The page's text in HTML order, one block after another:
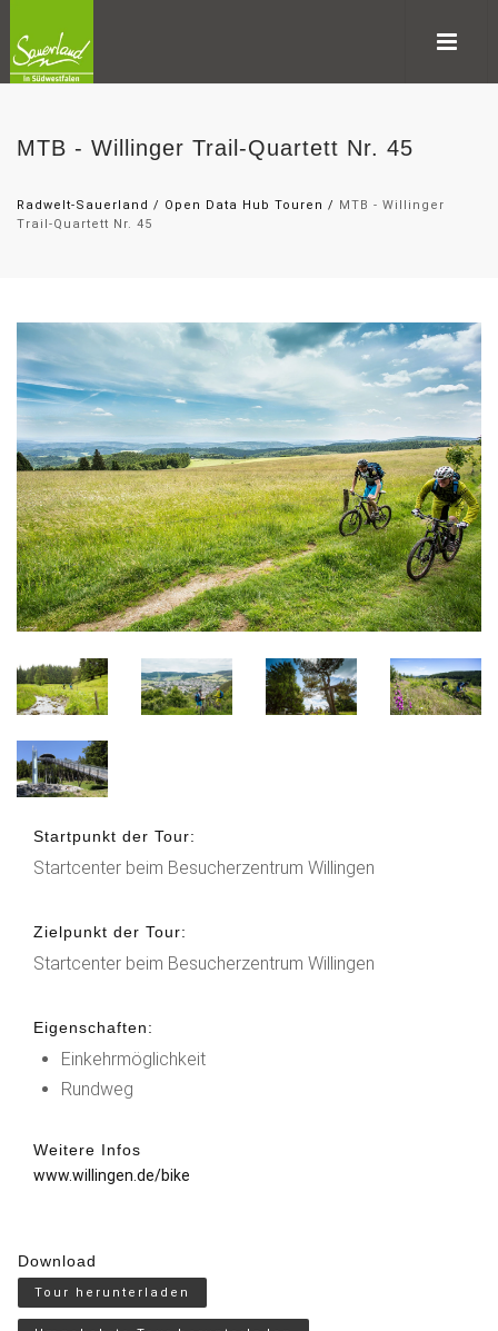
MTB - Willinger Trail-Quartett Nr. 45
Radwelt-Sauerland / Open Data Hub Touren / MTB - Willinger
Trail-Quartett Nr. 45
Startpunkt der Tour:
Startcenter beim Besucherzentrum Willingen
Zielpunkt der Tour:
Startcenter beim Besucherzentrum Willingen
Eigenschaften:
Einkehrmöglichkeit
Rundweg
Weitere Infos
www.willingen.de/bike
Download
Tour herunterladen